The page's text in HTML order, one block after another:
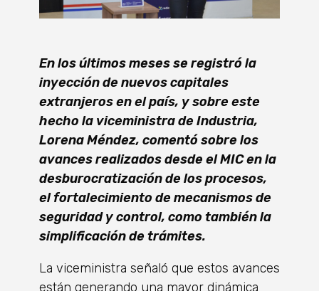
En los últimos meses se registró la
inyección de nuevos capitales
extranjeros en el país, y sobre este
hecho la viceministra de Industria,
Lorena Méndez, comentó sobre los
avances realizados desde el MIC en la
desburocratización de los procesos,
el fortalecimiento de mecanismos de
seguridad y control, como también la
simplificación de trámites.
La viceministra señaló que estos avances
están generando una mayor dinámica